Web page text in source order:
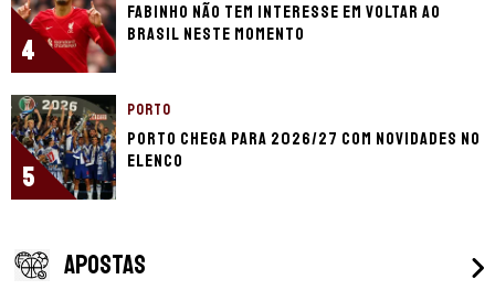
4
Fabinho não tem interesse em voltar ao
Brasil neste momento
5
PORTO
Porto chega para 2026/27 com novidades no
elenco
APOSTAS